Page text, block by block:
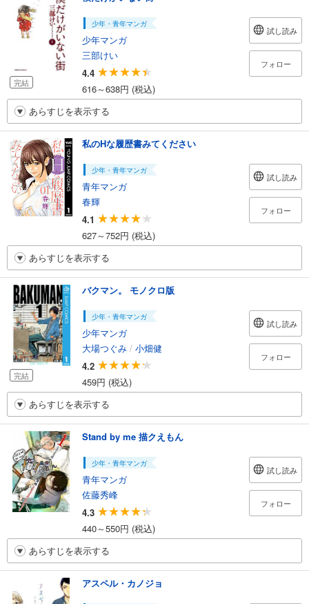
完結
少年・青年マンガ
少年マンガ
三部けい
4.4
616～638円 (税込)
試し読み
フォロー
あらすじを表示する
私のHな履歴書みてください
少年・青年マンガ
青年マンガ
春輝
4.1
627～752円 (税込)
試し読み
フォロー
あらすじを表示する
完結
バクマン。 モノクロ版
少年・青年マンガ
少年マンガ
大場つぐみ / 小畑健
4.2
459円 (税込)
試し読み
フォロー
あらすじを表示する
Stand by me 描クえもん
少年・青年マンガ
青年マンガ
佐藤秀峰
4.3
440～550円 (税込)
試し読み
フォロー
あらすじを表示する
アスペル・カノジョ